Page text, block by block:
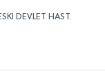
DEVLET HAST.